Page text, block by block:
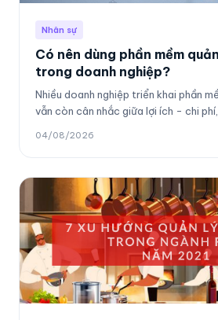
Nhân sự
Có nên dùng phần mềm
trong doanh nghiệp?
Nhiều doanh nghiệp triển khai phần
vẫn còn cân nhắc giữa lợi ích - chi
04/08/2026